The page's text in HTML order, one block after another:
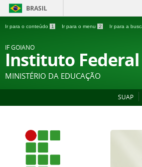
BRASIL
Ir para o conteúdo 1 Ir para o menu 2 Ir para a
IF GOIANO
Instituto
MINISTÉRIO DA EDUCAÇÃO
SUAP